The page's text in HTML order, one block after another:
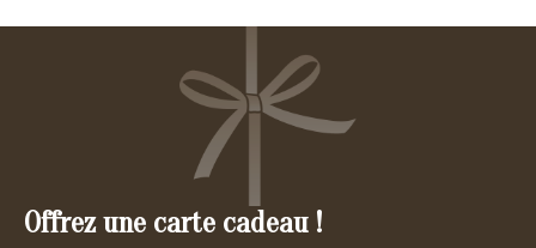
Offrez une carte cadeau !